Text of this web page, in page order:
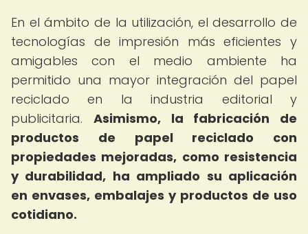
En el ámbito de la utilización, el desarrollo de
tecnologías de impresión más eficientes y
amigables con el medio ambiente ha
permitido una mayor integración del papel
reciclado en la industria editorial y
publicitaria. Asimismo, la fabricación de
productos de papel reciclado con
propiedades mejoradas, como resistencia
y durabilidad, ha ampliado su aplicación
en envases, embalajes y productos de uso
cotidiano.